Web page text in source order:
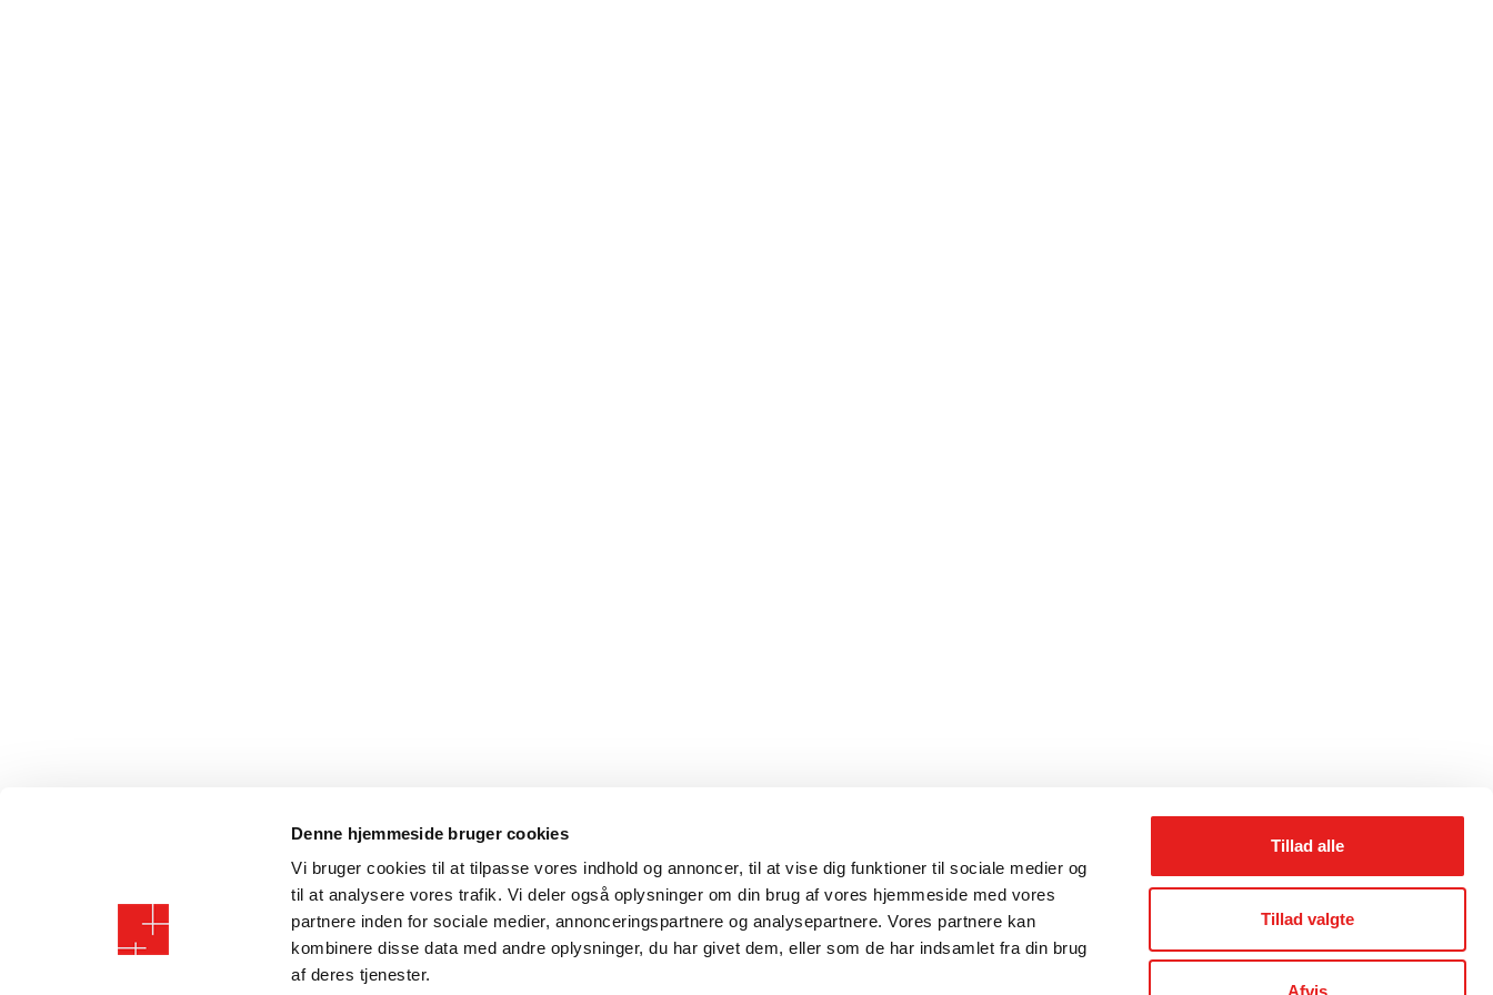
Denne hjemmeside bruger cookies
Vi bruger cookies til at tilpasse vores indhold og annoncer, til at vise dig funktioner til sociale medier og
til at analysere vores trafik. Vi deler også oplysninger om din brug af vores hjemmeside med vores
partnere inden for sociale medier, annonceringspartnere og analysepartnere. Vores partnere kan
kombinere disse data med andre oplysninger, du har givet dem, eller som de har indsamlet fra din brug
af deres tjenester.
Tillad alle
Tillad valgte
Afvis